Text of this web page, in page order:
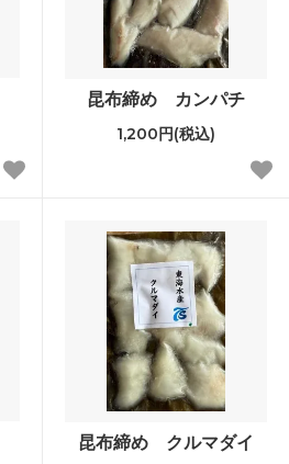
昆布締め カンパチ
1,200円(税込)
昆布締め クルマダイ